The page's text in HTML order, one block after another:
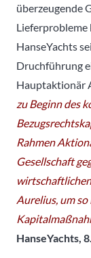
überzeugende
Lieferprobleme
HanseYachts
Druchführung
Hauptaktionär
zu Beginn des
Rahmen
Gesellschaft
Aurelius, um
HanseYachts,